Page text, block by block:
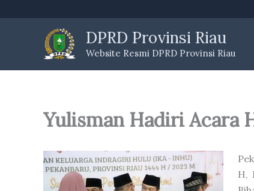
DPRD Provinsi Riau
Website Resmi DPRD Provinsi Riau
Yulisman Hadiri Acara
H,